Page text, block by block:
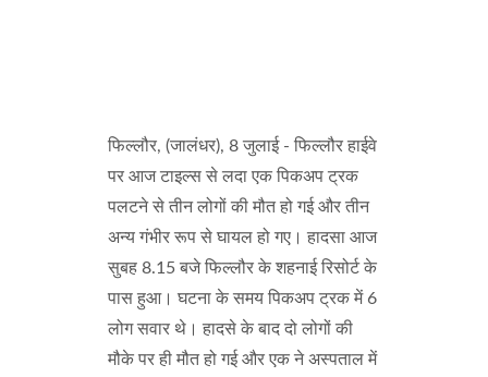
फिल्लौर, (जालंधर), 8 जुलाई - फिल्लौर हाईवे
पर आज टाइल्स से लदा एक पिकअप ट्रक
पलटने से तीन लोगों की मौत हो गई और तीन
अन्य गंभीर रूप से घायल हो गए। हादसा आज
सुबह 8.15 बजे फिल्लौर के शहनाई रिसोर्ट के
पास हुआ। घटना के समय पिकअप ट्रक में 6
लोग सवार थे। हादसे के बाद दो लोगों की
मौके पर ही मौत हो गई और एक ने अस्पताल में